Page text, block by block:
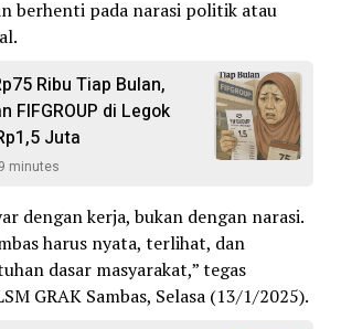
berhenti pada narasi politik atau
Ribu Tiap Bulan,
FIFGROUP di Legok
Juta
minutes
dengan kerja, bukan dengan narasi.
harus nyata, terlihat, dan
dasar masyarakat,” tegas
GRAK Sambas, Selasa (13/1/2025).